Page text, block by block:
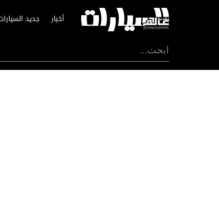
أخبار جديد